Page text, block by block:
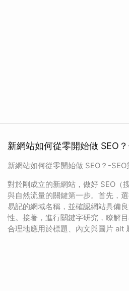
新網站如何從零開始做 SEO
新網站如何從零開始做 SEO？-SEO
對於剛成立的新網站，做好 SEO（
與自然流量的關鍵第一步。首先，
易記的網域名稱，並確認網站具備
性。接著，進行關鍵字研究，瞭解
合理地應用於標題、內文與圖片 alt